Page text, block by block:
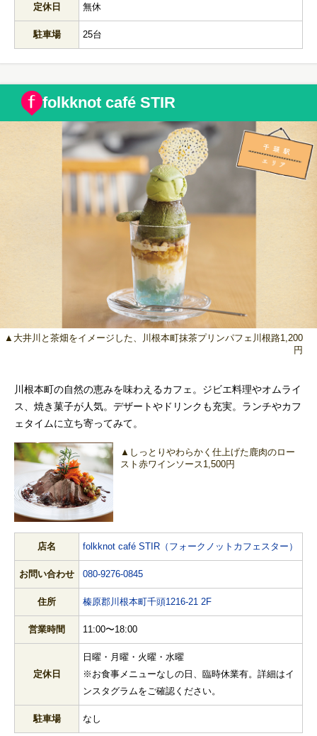
定休日 無休
駐車場 25台
folkknot café STIR
▲大井川と茶畑をイメージした、川根本町抹茶プリンパフェ川根路1,200
円
川根本町の自然の恵みを味わえるカフェ。ジビエ料理やオムライ
ス、焼き菓子が人気。デザートやドリンクも充実。ランチやカフ
ェタイムに立ち寄ってみて。
▲しっとりやわらかく仕上げた鹿肉のロー
スト赤ワインソース1,500円
店名 folkknot café STIR（フォークノットカフェスター）
お問い合わせ 080-9276-0845
住所 榛原郡川根本町千頭1216-21 2F
営業時間 11:00〜18:00
定休日
日曜・月曜・火曜・水曜
※お食事メニューなしの日、臨時休業有。詳細はイ
ンスタグラムをご確認ください。
駐車場 なし